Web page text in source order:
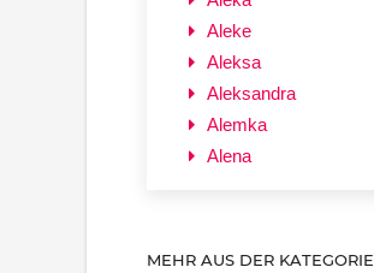
Aleke
Aleksa
Aleksandra
Alemka
Alena
MEHR AUS DER KATEGORIE